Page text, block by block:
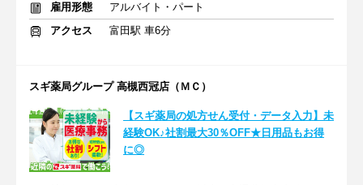
雇用形態
アルバイト・パート
アクセス
富田駅 車6分
スギ薬局グループ 高槻西冠店（ＭＣ）
【スギ薬局の処方せん受付・データ入力】未
経験OK♪社割最大30％OFF★日用品もお得
に◎